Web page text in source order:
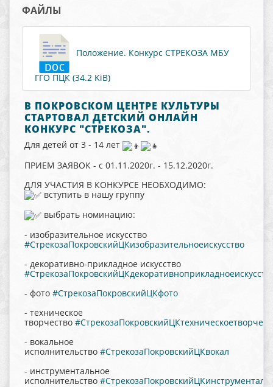
ФАЙЛЫ
Положение. Конкурс СТРЕКОЗА МБУ
ГГО ПЦК (34.2 KiB)
В ПОКРОВСКОМ ЦЕНТРЕ КУЛЬТУРЫ
СТАРТОВАЛ ДЕТСКИЙ ОНЛАЙН
КОНКУРС "СТРЕКОЗА".
Для детей от 3 - 14 лет
ПРИЕМ ЗАЯВОК - с 01.11.2020г. - 15.12.2020г.
ДЛЯ УЧАСТИЯ В КОНКУРСЕ НЕОБХОДИМО:
вступить в нашу группу
выбрать номинацию:
- изобразительное искусство
#СтрекозаПокровскийЦКизобразительноеискусство
- декоративно-прикладное искусство
- фото #СтрекозаПокровскийЦКфото
- техническое
творчество
- вокальное
исполнительство #СтрекозаПокровскийЦКвокал
- инструментальное
исполнительство